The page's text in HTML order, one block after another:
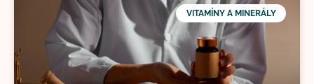
VITAMÍNY A MINERÁLY